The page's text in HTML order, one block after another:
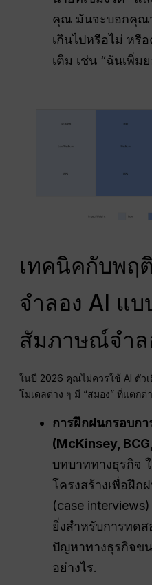
คุณ มันจะบอกคุณ
เกินไปหรือไม่ หรื
เติม เช่น “ฉันเพิ่ม
เทคนิคกับพฤ
จำลอง AI แ
สัมภาษณ์จำล
ในปี 2026 คุณไม่ควรใช้ AI ตัว
โมเดลต่าง ๆ มี “สมอง” ที่แตกต่
การฝึกฝนกรอบก
(McKinsey,
บทบาททางธุรกิจ
โครงสร้างเพื่อฝึ
(case
ยิ่งสำหรับการทด
ปัญหาทางธุรกิจข
อย่างไร.